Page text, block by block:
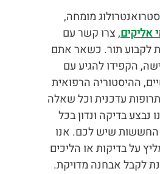
מומחה,
אליקים, צרו קשר עם
לקבוע תור. כשאר אתם
הקפידו להגיע עם
ההיסטוריה הרפואית
עדכנית וכל שאלה
נבצע בדיקה ונדון בכל
החששות שיש לכם. אנו
על בדיקות או הליכים
לקבל אבחנה מדויקת.